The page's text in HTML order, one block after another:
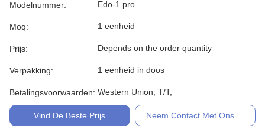
Modelnummer: Edo-1 pro
Moq: 1 eenheid
Prijs: Depends on the order quantity
Verpakking: 1 eenheid in doos
Betalingsvoorwaarden: Western Union, T/T,
Vind De Beste Prijs Neem Contact Met Ons Op